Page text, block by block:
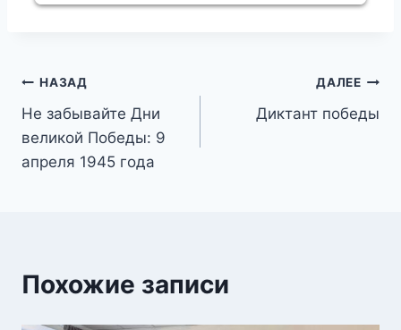
Навигация
по
записям
НАЗАД
Не забывайте Дни
великой Победы: 9
апреля 1945 года
ДАЛЕЕ
Диктант победы
Похожие записи